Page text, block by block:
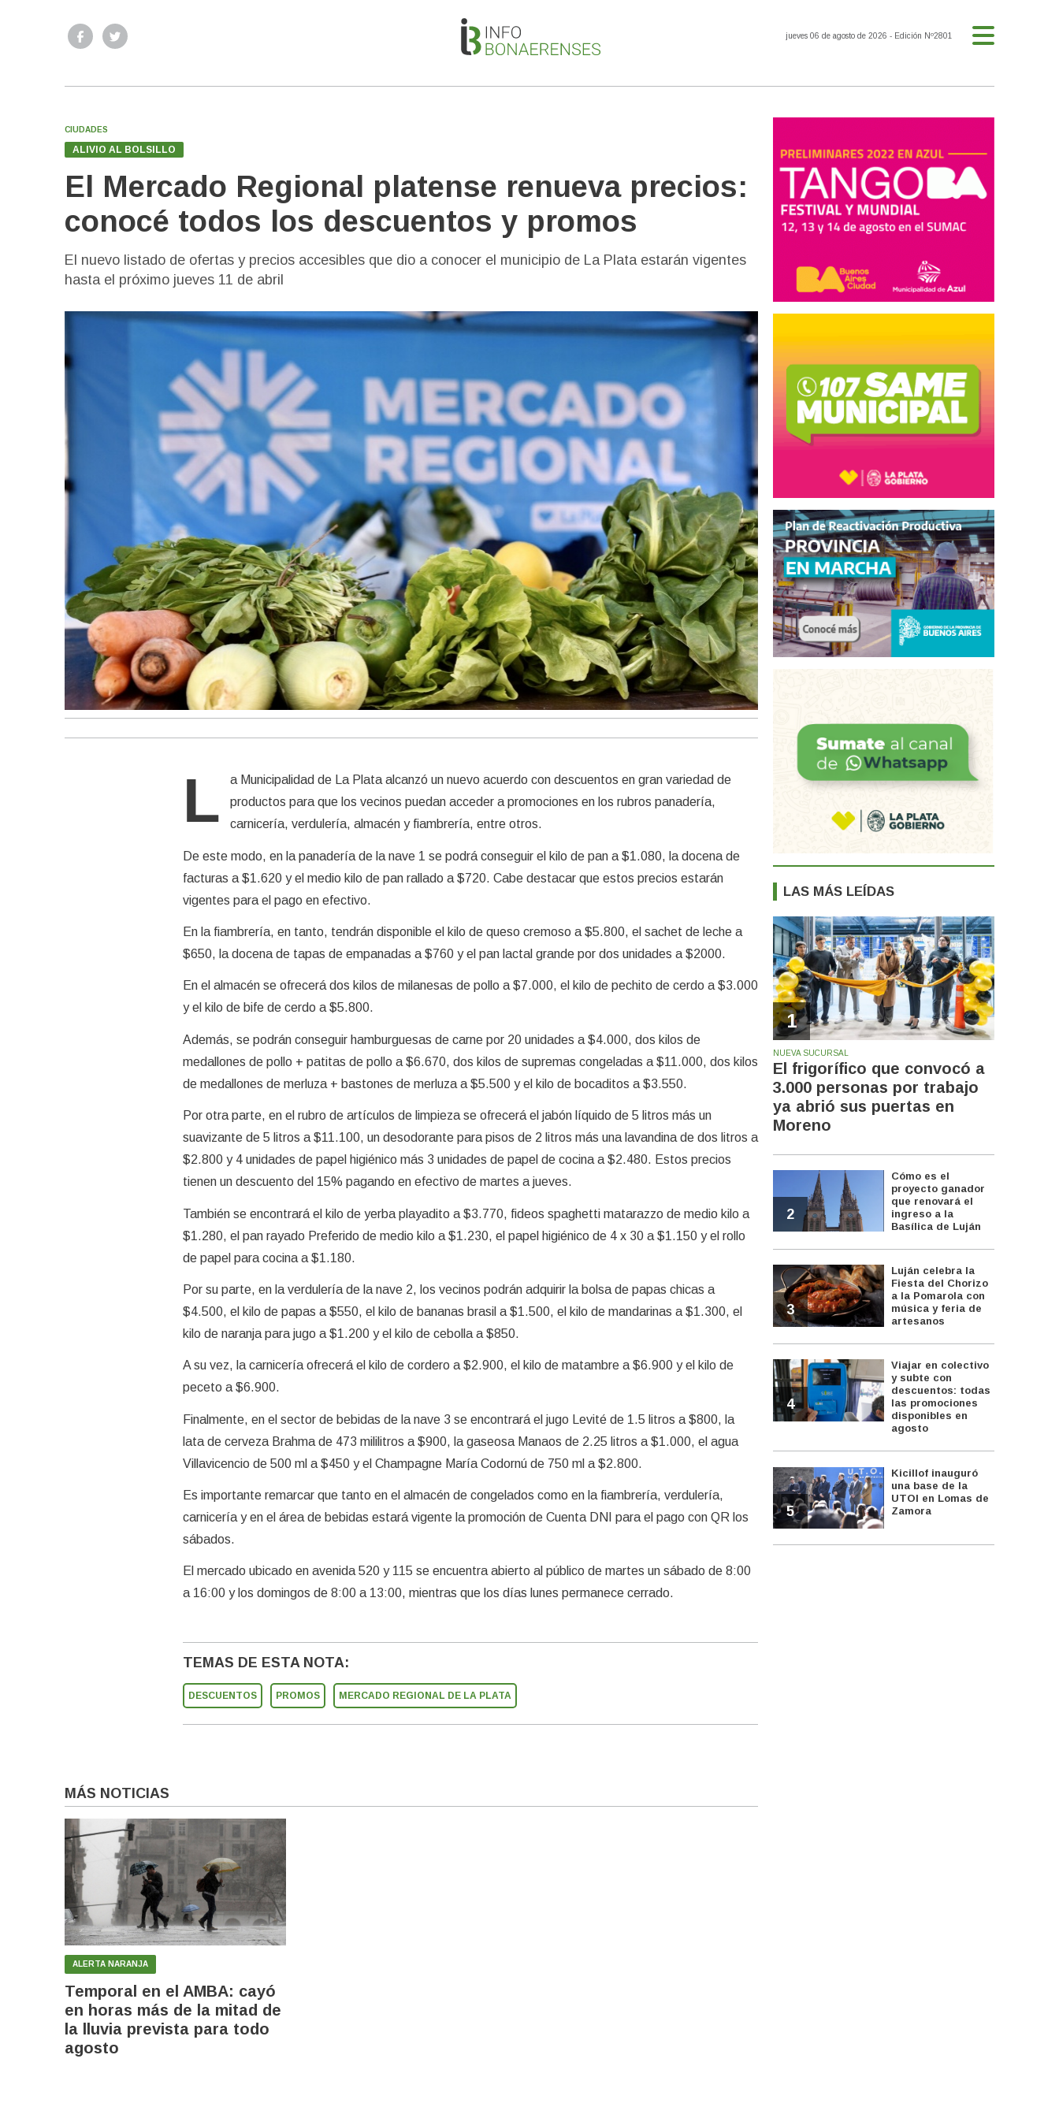
jueves 06 de agosto de 2026 - Edición Nº2801
CIUDADES
ALIVIO AL BOLSILLO
El Mercado Regional platense renueva precios:
conocé todos los descuentos y promos
El nuevo listado de ofertas y precios accesibles que dio a conocer el municipio de La Plata estarán vigentes
hasta el próximo jueves 11 de abril
L
a Municipalidad de La Plata alcanzó un nuevo acuerdo con descuentos en gran variedad de
productos para que los vecinos puedan acceder a promociones en los rubros panadería,
carnicería, verdulería, almacén y fiambrería, entre otros.
De este modo, en la panadería de la nave 1 se podrá conseguir el kilo de pan a $1.080, la docena de
facturas a $1.620 y el medio kilo de pan rallado a $720. Cabe destacar que estos precios estarán
vigentes para el pago en efectivo.
En la fiambrería, en tanto, tendrán disponible el kilo de queso cremoso a $5.800, el sachet de leche a
$650, la docena de tapas de empanadas a $760 y el pan lactal grande por dos unidades a $2000.
En el almacén se ofrecerá dos kilos de milanesas de pollo a $7.000, el kilo de pechito de cerdo a $3.000
y el kilo de bife de cerdo a $5.800.
Además, se podrán conseguir hamburguesas de carne por 20 unidades a $4.000, dos kilos de
medallones de pollo + patitas de pollo a $6.670, dos kilos de supremas congeladas a $11.000, dos kilos
de medallones de merluza + bastones de merluza a $5.500 y el kilo de bocaditos a $3.550.
Por otra parte, en el rubro de artículos de limpieza se ofrecerá el jabón líquido de 5 litros más un
suavizante de 5 litros a $11.100, un desodorante para pisos de 2 litros más una lavandina de dos litros a
$2.800 y 4 unidades de papel higiénico más 3 unidades de papel de cocina a $2.480. Estos precios
tienen un descuento del 15% pagando en efectivo de martes a jueves.
También se encontrará el kilo de yerba playadito a $3.770, fideos spaghetti matarazzo de medio kilo a
$1.280, el pan rayado Preferido de medio kilo a $1.230, el papel higiénico de 4 x 30 a $1.150 y el rollo
de papel para cocina a $1.180.
Por su parte, en la verdulería de la nave 2, los vecinos podrán adquirir la bolsa de papas chicas a
$4.500, el kilo de papas a $550, el kilo de bananas brasil a $1.500, el kilo de mandarinas a $1.300, el
kilo de naranja para jugo a $1.200 y el kilo de cebolla a $850.
A su vez, la carnicería ofrecerá el kilo de cordero a $2.900, el kilo de matambre a $6.900 y el kilo de
peceto a $6.900.
Finalmente, en el sector de bebidas de la nave 3 se encontrará el jugo Levité de 1.5 litros a $800, la
lata de cerveza Brahma de 473 mililitros a $900, la gaseosa Manaos de 2.25 litros a $1.000, el agua
Villavicencio de 500 ml a $450 y el Champagne María Codornú de 750 ml a $2.800.
Es importante remarcar que tanto en el almacén de congelados como en la fiambrería, verdulería,
carnicería y en el área de bebidas estará vigente la promoción de Cuenta DNI para el pago con QR los
sábados.
El mercado ubicado en avenida 520 y 115 se encuentra abierto al público de martes un sábado de 8:00
a 16:00 y los domingos de 8:00 a 13:00, mientras que los días lunes permanece cerrado.
TEMAS DE ESTA NOTA:
DESCUENTOS PROMOS MERCADO REGIONAL DE LA PLATA
MÁS NOTICIAS
ALERTA NARANJA
Temporal en el AMBA: cayó
en horas más de la mitad de
la lluvia prevista para todo
agosto
LAS MÁS LEÍDAS
1
NUEVA SUCURSAL
El frigorífico que convocó a
3.000 personas por trabajo
ya abrió sus puertas en
Moreno
2
Cómo es el
proyecto ganador
que renovará el
ingreso a la
Basílica de Luján
3
Luján celebra la
Fiesta del Chorizo
a la Pomarola con
música y feria de
artesanos
4
Viajar en colectivo
y subte con
descuentos: todas
las promociones
disponibles en
agosto
5
Kicillof inauguró
una base de la
UTOI en Lomas de
Zamora